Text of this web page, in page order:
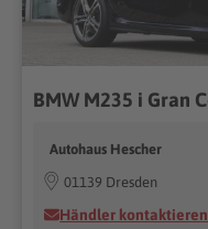
Autohaus Hescher
01139 Dresden
Händler kontaktieren